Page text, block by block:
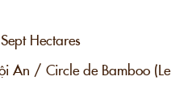
Hectares
An / Circle de Bamboo (Le